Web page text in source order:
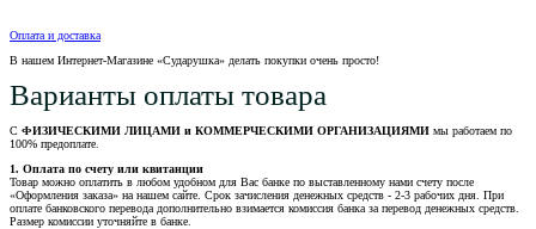
Оплата и доставка
В нашем Интернет-Магазине «Сударушка» делать покупки очень просто!
Варианты оплаты товара
С ФИЗИЧЕСКИМИ ЛИЦАМИ и КОММЕРЧЕСКИМИ ОРГАНИЗАЦИЯМИ мы работаем по
100% предоплате.
1. Оплата по счету или квитанции
Товар можно оплатить в любом удобном для Вас банке по выставленному нами счету после
«Оформления заказа» на нашем сайте. Срок зачисления денежных средств - 2-3 рабочих дня. При
оплате банковского перевода дополнительно взимается комиссия банка за перевод денежных средств.
Размер комиссии уточняйте в банке.